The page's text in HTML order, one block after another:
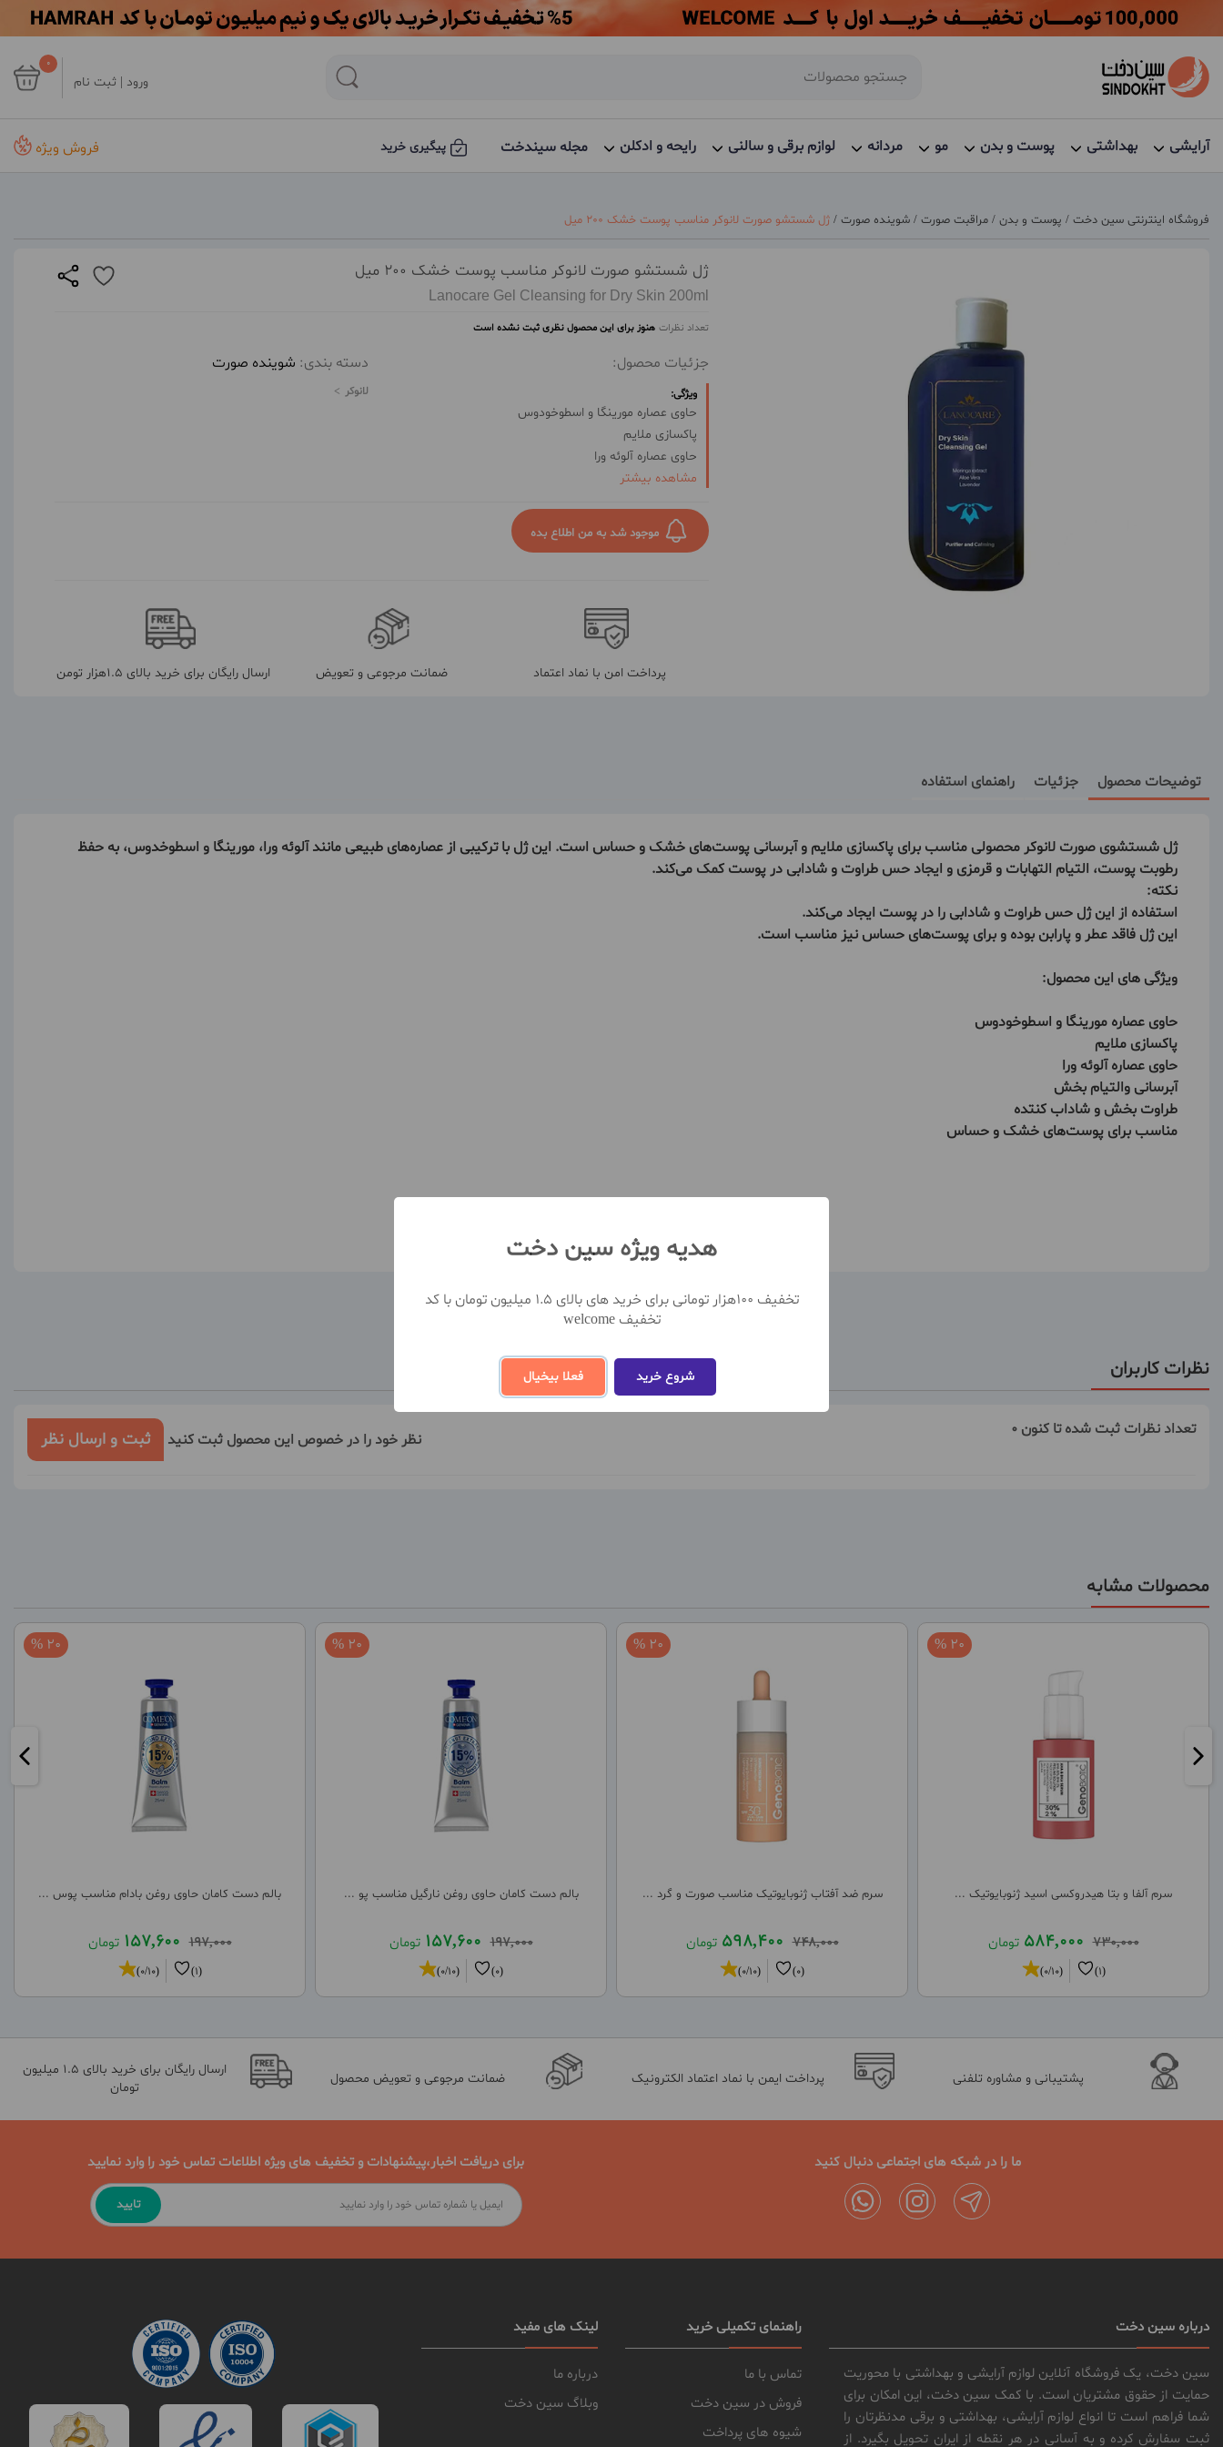
ورود | ثبت نام
0
آرایشی بهداشتی پوست و بدن مو مردانه لوازم برقی و سالنی رایحه و ادکلن مجله سیندخت پیگیری خرید فروش ویژه
فروشگاه اینترنتی سین دخت / پوست و بدن / مراقبت صورت / شوینده صورت / ژل شستشو صورت لانوکر مناسب پوست خشک 200 میل
ژل شستشو صورت لانوکر مناسب پوست خشک 200 میل
Lanocare Gel Cleansing for Dry Skin 200ml
تعداد نظرات هنوز برای این محصول نظری ثبت نشده است
جزئیات محصول:
ویژگی:
حاوی عصاره مورینگا و اسطوخودوس
پاکسازی ملایم
حاوی عصاره آلوئه ورا
آبرسانی والتیام بخش
مناسب برای پوست‌های خشک و حساس
مشاهده بیشتر
دسته بندی: شوینده صورت
لانوکر
موجود شد به من اطلاع بده
پرداخت امن با نماد اعتماد ضمانت مرجوعی و تعویض ارسال رایگان برای خرید بالای 1.5هزار تومن
توضیحات محصول جزئیات راهنمای استفاده
ژل شستشوی صورت لانوکر محصولی مناسب برای پاکسازی ملایم و آبرسانی پوست‌های خشک و حساس است. این ژل با ترکیبی از عصاره‌های طبیعی مانند آلوئه ورا، مورینگا و اسطوخدوس، به حفظ
رطوبت پوست، التیام التهابات و قرمزی و ایجاد حس طراوت و شادابی در پوست کمک می‌کند.
نکته:
استفاده از این ژل حس طراوت و شادابی را در پوست ایجاد می‌کند.
این ژل فاقد عطر و پارابن بوده و برای پوست‌های حساس نیز مناسب است.
ویژگی های این محصول:
حاوی عصاره مورینگا و اسطوخودوس
پاکسازی ملایم
حاوی عصاره آلوئه ورا
آبرسانی والتیام بخش
طراوت بخش و شاداب کنتده
مناسب برای پوست‌های خشک و حساس
نظرات کاربران
تعداد نظرات ثبت شده تا کنون 0
نظر خود را در خصوص این محصول ثبت کنید ثبت و ارسال نظر
محصولات مشابه
بالم دست کامان حاوی روغن بادام مناسب پوس ...
197,000
157,600 تومان
20 %
(1)
(0/10)
بالم دست کامان حاوی روغن نارگیل مناسب پو ...
197,000
157,600 تومان
20 %
(0)
(0/10)
سرم ضد آفتاب ژنوبایوتیک مناسب صورت و گرد ...
748,000
598,400 تومان
20 %
(0)
(0/10)
سرم آلفا و بتا هیدروکسی اسید ژنوبایوتیک ...
730,000
584,000 تومان
20 %
(1)
(0/10)
پشتیبانی و مشاوره تلفنی پرداخت ایمن با نماد اعتماد الکترونیک ضمانت مرجوعی و تعویض محصول
ارسال رایگان برای خرید بالای 1.5 میلیون
تومان
ما را در شبکه های اجتماعی دنبال کنید برای دریافت اخبار،پیشنهادات و تخفیف های ویژه اطلاعات تماس خود را وارد نمایید
تایید
درباره سین دخت
سین دخت، یک فروشگاه آنلاین لوازم آرایشی و بهداشتی با محوریت
حمایت از حقوق مشتریان است. با کمک سین دخت، این امکان برای
شما فراهم است تا انواع لوازم آرایشی، بهداشتی و برقی مدنظرتان را
ثبت سفارش کرده و به آسانی در هر نقطه از ایران تحویل بگیرد. از
راهنمای تکمیلی خرید
تماس با ما
فروش در سین دخت
شیوه های پرداخت
لینک های مفید
درباره ما
وبلاگ سین دخت
هدیه ویژه سین دخت
تخفیف 100هزار تومانی برای خرید های بالای 1.5 میلیون تومان با کد
تخفیف welcome
شروع خرید فعلا بیخیال